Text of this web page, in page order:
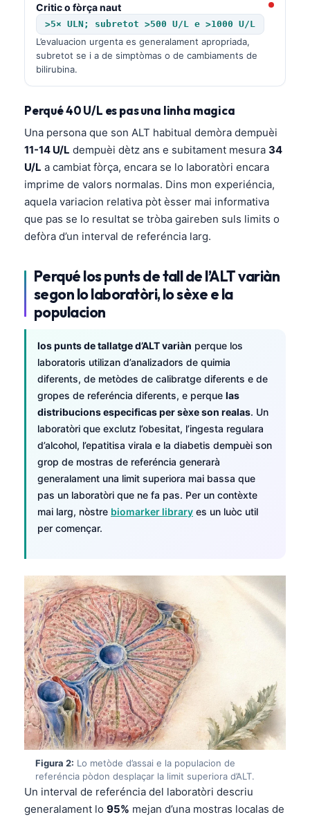
Critic o fòrça naut
>5× ULN; subretot >500 U/L e >1000 U/L
L’evaluacion urgentа es generalament apropriada,
subretot se i a de simptòmas o de cambiaments de
bilirubina.
Perqué 40 U/L es pas una linha magica
Una persona que son ALT habitual demòra dempuèi
11-14 U/L dempuèi dètz ans e subitament mesura 34
U/L a cambiat fòrça, encara se lo laboratòri encara
imprime de valors normalas. Dins mon experiéncia,
aquela variacion relativa pòt èsser mai informativa
que pas se lo resultat se tròba gaireben suls limits o
defòra d’un interval de referéncia larg.
Perqué los punts de tall de l’ALT variàn
segon lo laboratòri, lo sèxe e la
populacion
los punts de tallatge d’ALT variàn perque los
laboratoris utilizan d’analizadors de quimia
diferents, de metòdes de calibratge diferents e de
gropes de referéncia diferents, e perque las
distribucions especificas per sèxe son realas. Un
laboratòri que exclutz l’obesitat, l’ingesta regulara
d’alcohol, l’epatitisa virala e la diabetis dempuèi son
grop de mostras de referéncia generarà
generalament una limit superiora mai bassa que
pas un laboratòri que ne fa pas. Per un contèxte
mai larg, nòstre biomarker library es un luòc util
per començar.
Figura 2: Lo metòde d’assai e la populacion de
referéncia pòdon desplaçar la limit superiora d’ALT.
Un interval de referéncia del laboratòri descriu
generalament lo 95% mejan d’una mostras localas de